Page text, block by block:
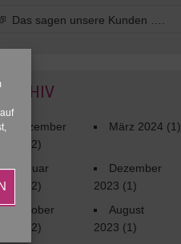
Das sagen unsere Kunden ….
ARCHIV
Dezember
(2)
März 2024 (1)
Januar
(2)
Dezember
2023 (1)
Oktober
(2)
August
2023 (1)